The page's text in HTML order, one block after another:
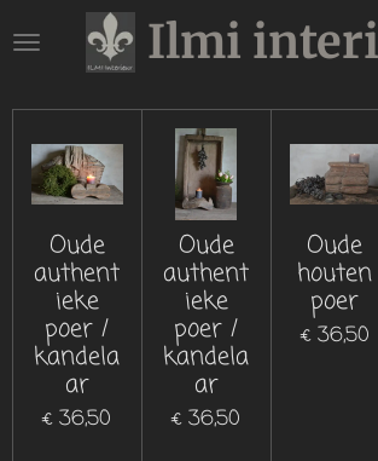
direct
de
hoofdinhoud
Ilmi
Oude
authent
ieke
poer /
kandela
ar
€ 36,50
Oude
authent
ieke
poer /
kandela
ar
€ 36,50
Oude
houten
poer
€ 36,50